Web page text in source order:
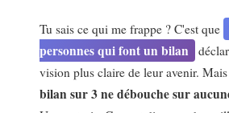
Tu sais ce qui me frappe ? C'est que
personnes qui font un bilan
vision plus claire de leur avenir. Mais
bilan sur 3 ne débouche sur